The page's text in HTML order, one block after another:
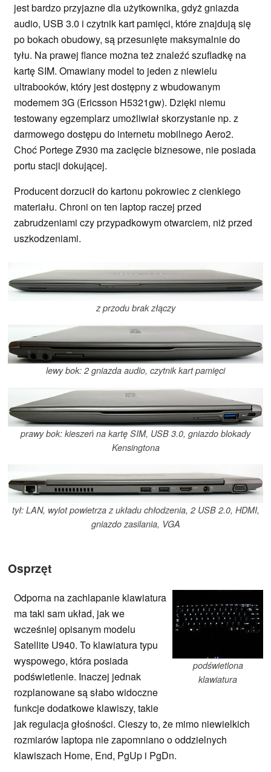
jest bardzo przyjazne dla użytkownika, gdyż gniazda
audio, USB 3.0 i czytnik kart pamięci, które znajdują się
po bokach obudowy, są przesunięte maksymalnie do
tyłu. Na prawej flance można też znaleźć szufladkę na
kartę SIM. Omawiany model to jeden z niewielu
ultrabooków, który jest dostępny z wbudowanym
modemem 3G (Ericsson H5321gw). Dzięki niemu
testowany egzemplarz umożliwiał skorzystanie np. z
darmowego dostępu do internetu mobilnego Aero2.
Choć Portege Z930 ma zacięcie biznesowe, nie posiada
portu stacji dokującej.
Producent dorzucił do kartonu pokrowiec z cienkiego
materiału. Chroni on ten laptop raczej przed
zabrudzeniami czy przypadkowym otwarciem, niż przed
uszkodzeniami.
z przodu brak złączy
lewy bok: 2 gniazda audio, czytnik kart pamięci
prawy bok: kieszeń na kartę SIM, USB 3.0, gniazdo blokady
Kensingtona
tył: LAN, wylot powietrza z układu chłodzenia, 2 USB 2.0, HDMI,
gniazdo zasilania, VGA
Osprzęt
podświetlona
klawiatura
Odporna na zachlapanie klawiatura
ma taki sam układ, jak we
wcześniej opisanym modelu
Satellite U940. To klawiatura typu
wyspowego, która posiada
podświetlenie. Inaczej jednak
rozplanowane są słabo widoczne
funkcje dodatkowe klawiszy, takie
jak regulacja głośności. Cieszy to, że mimo niewielkich
rozmiarów laptopa nie zapomniano o oddzielnych
klawiszach Home, End, PgUp i PgDn.